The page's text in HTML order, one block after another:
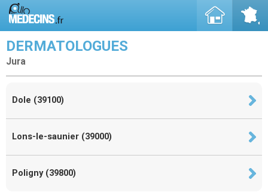
DERMATOLOGUES
Jura
Dole (39100)
Lons-le-saunier (39000)
Poligny (39800)